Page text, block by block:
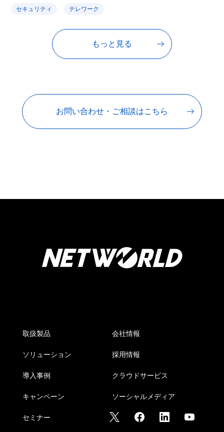
セキュリティ テレワーク
もっと見る
お問い合わせ・ご相談はこちら
取扱製品
ソリューション
導入事例
キャンペーン
セミナー
会社情報
採用情報
クラウドサービス
ソーシャルメディア